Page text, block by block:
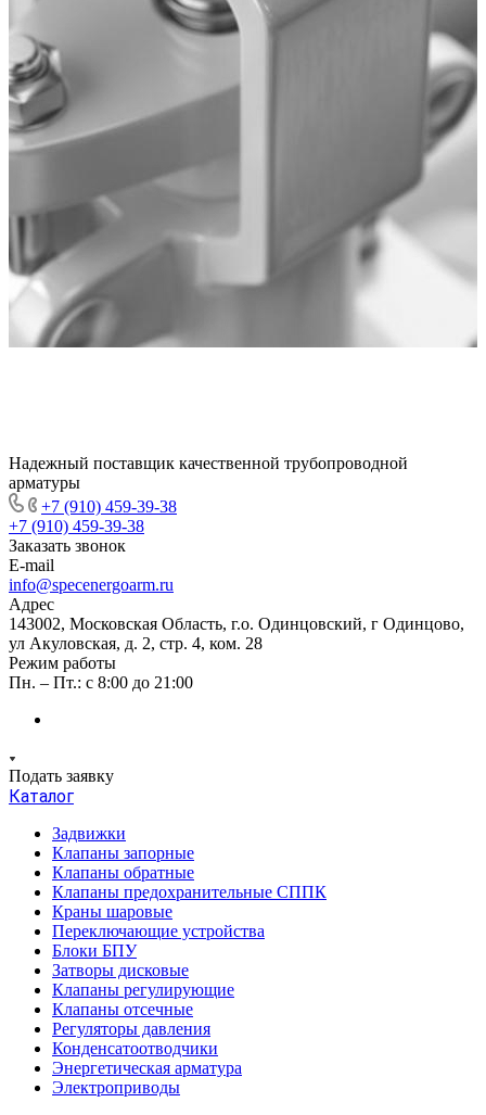
Надежный поставщик качественной трубопроводной
арматуры
+7 (910) 459-39-38
+7 (910) 459-39-38
Заказать звонок
E-mail
info@specenergoarm.ru
Адрес
143002, Московская Область, г.о. Одинцовский, г Одинцово,
ул Акуловская, д. 2, стр. 4, ком. 28
Режим работы
Пн. – Пт.: с 8:00 до 21:00
Подать заявку
Каталог
Задвижки
Клапаны запорные
Клапаны обратные
Клапаны предохранительные СППК
Краны шаровые
Переключающие устройства
Блоки БПУ
Затворы дисковые
Клапаны регулирующие
Клапаны отсечные
Регуляторы давления
Конденсатоотводчики
Энергетическая арматура
Электроприводы